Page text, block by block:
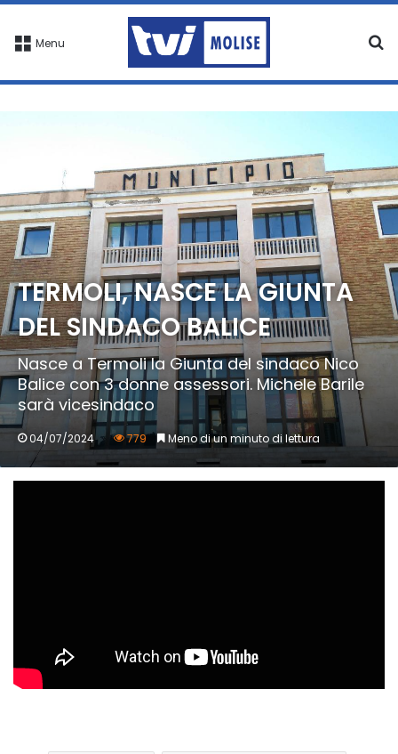
Menu
TERMOLI, NASCE LA GIUNTA
DEL SINDACO BALICE
Nasce a Termoli la Giunta del sindaco Nico
Balice con 3 donne assessori. Michele Barile
sarà vicesindaco
04/07/2024 779 Meno di un minuto di lettura